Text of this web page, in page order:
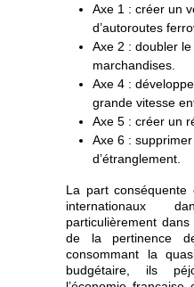
Axe 1 : créer un
d’autoroutes
Axe 2 : doubler
marchandises.
Axe 4 :
grande vitesse
Axe 5 : créer un
Axe 6 :
d’étranglement.
La part conséquente
internationaux
particulièrement
de la pertinence
consommant la
budgétaire, ils